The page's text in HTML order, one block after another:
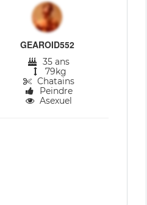
GEAROID552
35 ans
79kg
Chatains
Peindre
Asexuel